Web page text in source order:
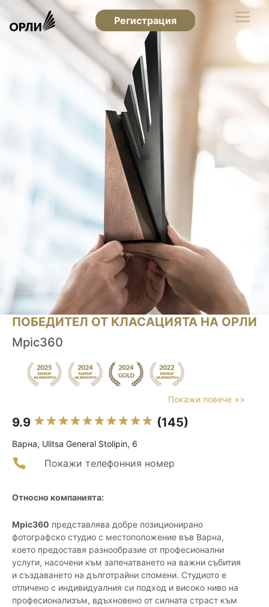
Регистрация
ПОБЕДИТЕЛ ОТ КЛАСАЦИЯТА НА ОРЛИ
Mpic360
Покажи повече >>
9.9 (145)
Варна, Ulitsa General Stolipin, 6
Покажи телефонния номер
Относно компанията:
Mpic360 представлява добре позиционирано
фотографско студио с местоположение във Варна,
което предоставя разнообразие от професионални
услуги, насочени към запечатването на важни събития
и създаването на дълготрайни спомени. Студиото е
отличено с индивидуалния си подход и високо ниво на
професионализъм, вдъхновено от силната страст към